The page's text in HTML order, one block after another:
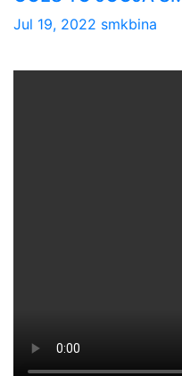
Jul 19, 2022 smkbina